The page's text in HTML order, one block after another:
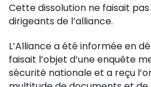
Cette dissolution ne faisait
dirigeants de l’alliance.
L’Alliance a été informée en
faisait l’objet d’une enquête
sécurité nationale et a reçu